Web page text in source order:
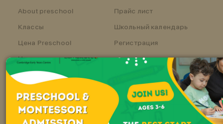
About preschool
Классы
Цена Preschool
Цена класса
Регистрация
Прайс лист
Школьный календарь
Регистрация
BUMBLEBEE
Кто мы?